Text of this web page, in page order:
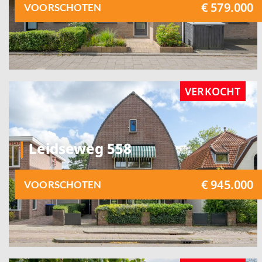
VOORSCHOTEN € 579.000
VERKOCHT
Leidseweg 558
VOORSCHOTEN € 945.000